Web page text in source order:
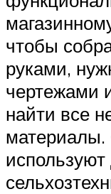
чтобы
руками,
чертежами
найти все
используют